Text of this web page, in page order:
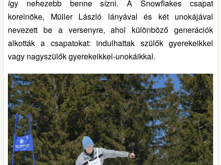
így nehezebb benne sízni. A Snowflakes csapat
korelnöke, Müller László lányával és két unokájával
nevezett be a versenyre, ahol különböző generációk
alkották a csapatokat: indulhattak szülők gyerekeikkel
vagy nagyszülők gyerekeikkel-unokáikkal.